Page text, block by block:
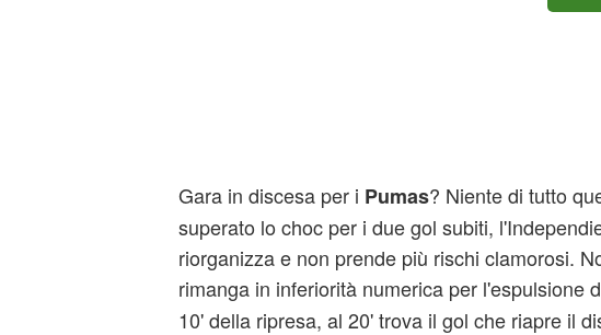
Gara in discesa per i Pumas? Niente di tutto
superato lo choc per i due gol subiti,
riorganizza e non prende più rischi clamorosi.
rimanga in inferiorità numerica per l'espulsione
10' della ripresa, al 20' trova il gol che riapre il